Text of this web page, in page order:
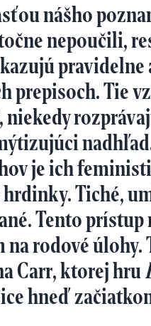
nášho
nepoučili,
pravidelne
prepisoch. Tie
je ich
Tiché,
Tento
rodové
Carr, ktorej hru
hneď